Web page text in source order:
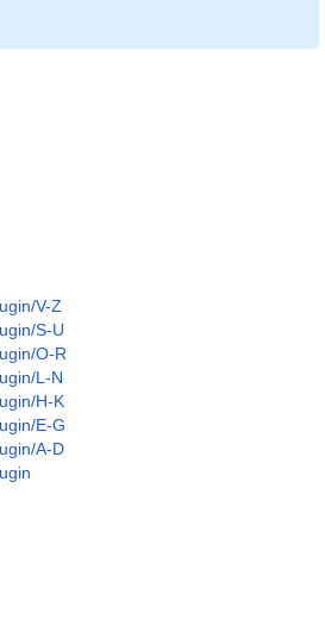
V-Z
S-U
O-R
L-N
H-K
E-G
A-D